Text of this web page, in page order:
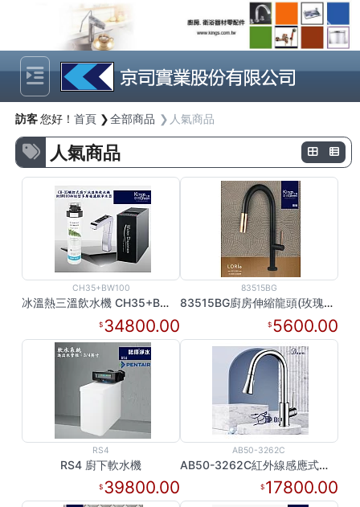
Previous Next
訪客您好！ 首頁 全部商品 人氣商品
人氣商品
CH35+BW100
冰溫熱三溫飲水機 CH35+BW100
34800.00
83515BG
83515BG廚房伸縮龍頭(玫瑰金/黑)
5600.00
RS4
RS4 廚下軟水機
39800.00
AB50-3262C
AB50-3262C紅外線感應式伸縮龍頭
17800.00